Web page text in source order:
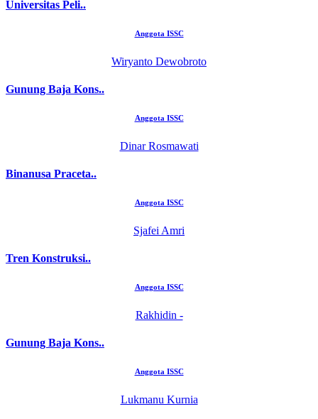
Universitas Peli..
Anggota ISSC
Wiryanto Dewobroto
Gunung Baja Kons..
Anggota ISSC
Dinar Rosmawati
Binanusa Praceta..
Anggota ISSC
Sjafei Amri
Tren Konstruksi..
Anggota ISSC
Rakhidin -
Gunung Baja Kons..
Anggota ISSC
Lukmanu Kurnia